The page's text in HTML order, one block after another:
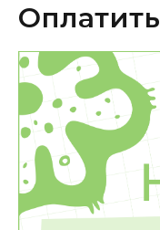
Оплатить